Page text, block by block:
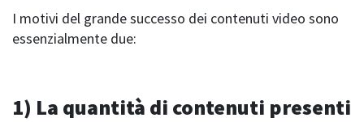
I motivi del grande successo dei contenuti video sono
essenzialmente due:
1) La quantità di contenuti presenti